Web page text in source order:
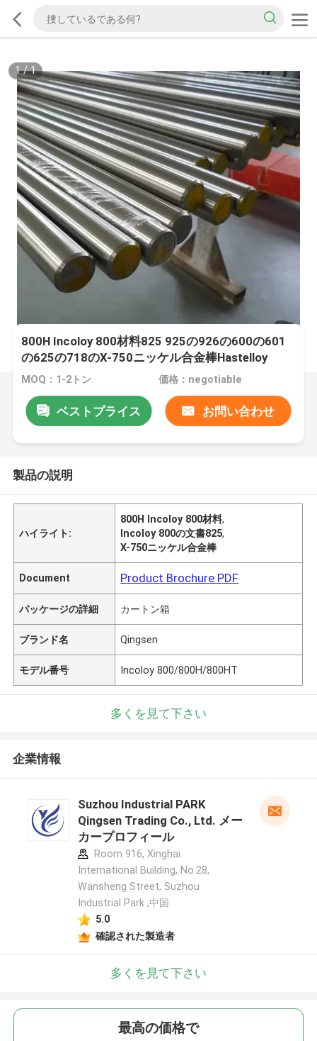
1/1
800H Incoloy 800材料825 925の926の600の601
の625の718のX-750ニッケル合金棒Hastelloy
MOQ：1-2トン 価格：negotiable
ベストプライス お問い合わせ
製品の説明
ハイライト:
800H Incoloy 800材料,
Incoloy 800の文書825,
X-750ニッケル合金棒
Document Product Brochure PDF
パッケージの詳細 カートン箱
ブランド名 Qingsen
モデル番号 Incoloy 800/800H/800HT
多くを見て下さい
企業情報
Suzhou Industrial PARK
Qingsen Trading Co., Ltd. メー
カープロフィール
Room 916, Xinghai
International Building, No.28,
Wansheng Street, Suzhou
Industrial Park ,中国
5.0
確認された製造者
多くを見て下さい
最高の価格で